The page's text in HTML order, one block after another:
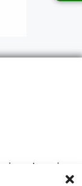
que le mois